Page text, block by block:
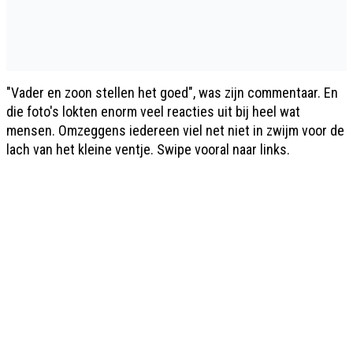
"Vader en zoon stellen het goed", was zijn commentaar. En
die foto's lokten enorm veel reacties uit bij heel wat
mensen. Omzeggens iedereen viel net niet in zwijm voor de
lach van het kleine ventje. Swipe vooral naar links.